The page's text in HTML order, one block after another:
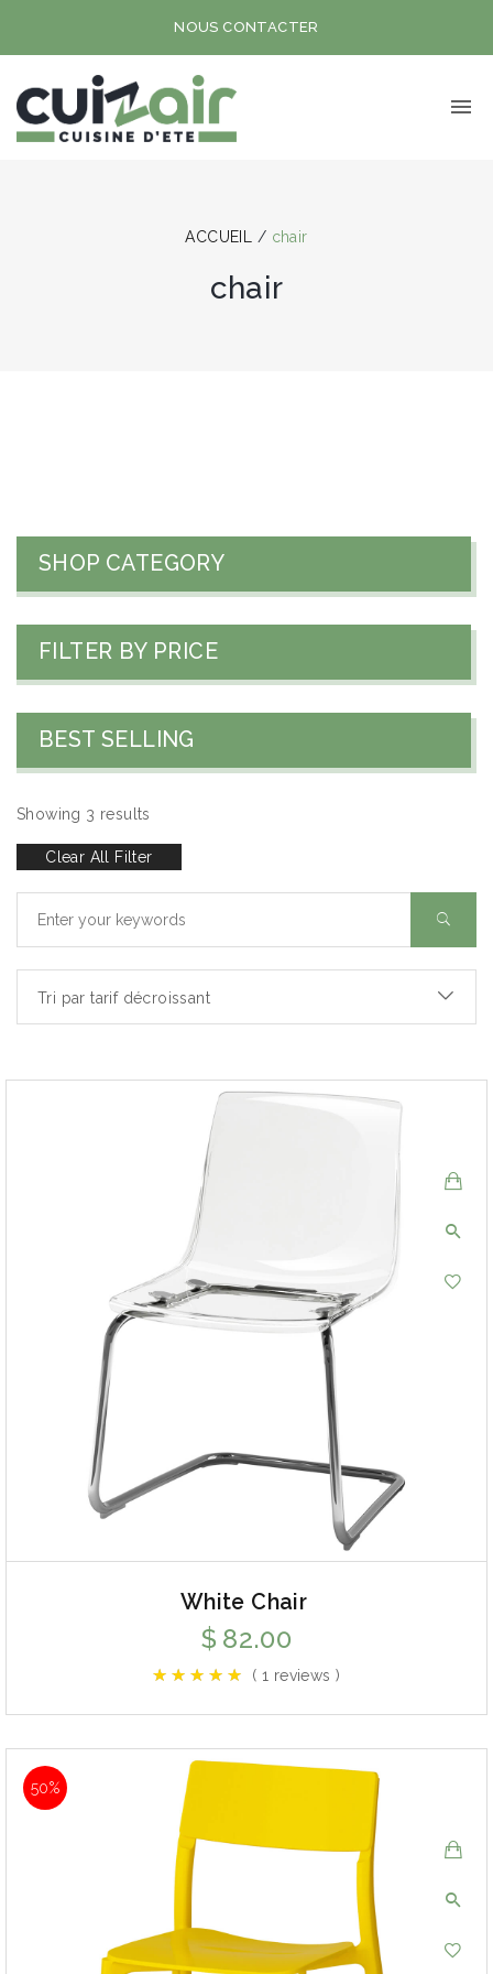
NOUS CONTACTER
ACCUEIL / chair
chair
SHOP CATEGORY
FILTER BY PRICE
BEST SELLING
Showing 3 results
Clear All Filter
Tri par tarif décroissant
White Chair
$ 82.00
( 1 reviews )
50%